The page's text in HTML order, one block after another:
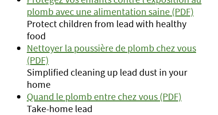
plomb avec une alimentation saine (PDF)
Protect children from lead with healthy
food
Nettoyer la poussière de plomb chez vous
(PDF)
Simplified cleaning up lead dust in your
home
Quand le plomb entre chez vous (PDF)
Take-home lead